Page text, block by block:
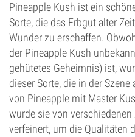
Pineapple Kush ist ein
Sorte, die das Erbgut alter
Wunder zu erschaffen.
der Pineapple Kush
gehütetes Geheimnis) ist,
dieser Sorte, die in der
von Pineapple mit Master
wurde sie von
verfeinert, um die Qualitäten